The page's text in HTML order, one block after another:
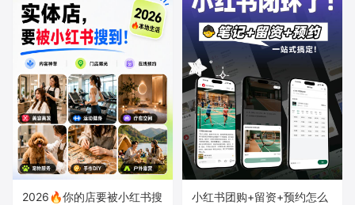
2026🔥你的店要被小红书搜
小红书团购+留资+预约怎么